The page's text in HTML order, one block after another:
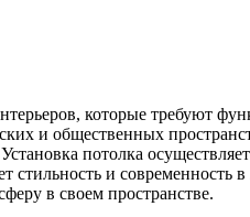
которые требуют
и общественных
потолка
стильность и
в своем пространстве.